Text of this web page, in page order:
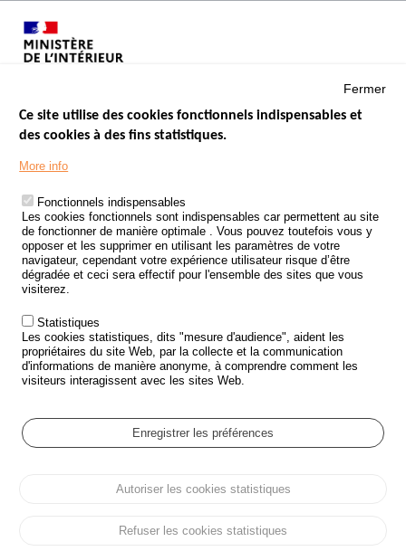
Menu
Footer
LES SITES PUBLICS
ÉTAT DE L’INSÉCURITÉ ROUTIÈRE
TRAITEMENT DES DONNÉES PERSONNELLES DES ACCIDENTS DE
LA ROUTE
ETUDES ET RECHERCHES
APPEL À PROJETS
POLITIQUE DE SÉCURITÉ ROUTIÈRE
Outils
AGENDA
GLOSSAIRE
Cookie settings
Protection des données personnelles et Cookies
Fermer
Ce site utilise des cookies fonctionnels indispensables et
des cookies à des fins statistiques.
More info
Fonctionnels indispensables
Les cookies fonctionnels sont indispensables car permettent au site
de fonctionner de manière optimale . Vous pouvez toutefois vous y
opposer et les supprimer en utilisant les paramètres de votre
navigateur, cependant votre expérience utilisateur risque d’être
dégradée et ceci sera effectif pour l'ensemble des sites que vous
visiterez.
Statistiques
Les cookies statistiques, dits "mesure d'audience", aident les
propriétaires du site Web, par la collecte et la communication
d'informations de manière anonyme, à comprendre comment les
visiteurs interagissent avec les sites Web.
Enregistrer les préférences
Autoriser les cookies statistiques
Refuser les cookies statistiques